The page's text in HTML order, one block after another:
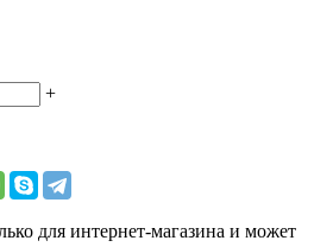
+
для интернет-магазина и может